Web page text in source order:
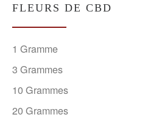
FLEURS DE CBD
1 Gramme
3 Grammes
10 Grammes
20 Grammes